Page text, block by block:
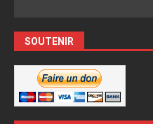
SOUTENIR